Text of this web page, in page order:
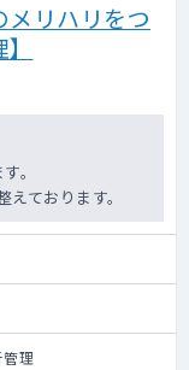
メリハリをつ
。
ております。
理